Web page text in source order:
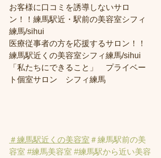
お客様に口コミを誘導しないサロ
ン！！練馬駅近・駅前の美容室シフィ
練馬/sihui
医療従事者の方を応援するサロン！！
練馬駅近くの美容室シフィ練馬/sihui
「私たちにできること」　プライベー
ト個室サロン　シフィ練馬
＃練馬駅近くの美容室 ＃練馬駅前の美
容室 #練馬美容室 #練馬駅から近い美容